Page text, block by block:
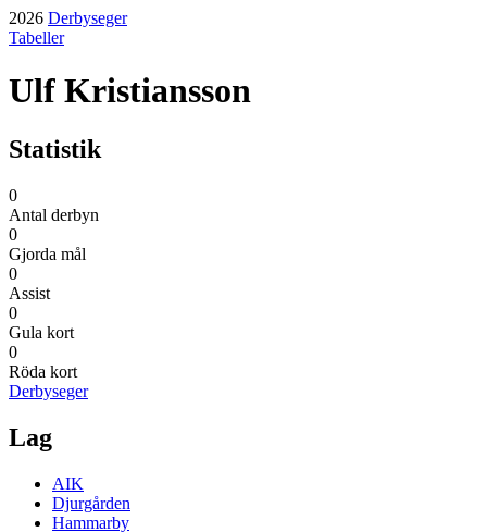
2026 Derbyseger
Tabeller
Ulf Kristiansson
Statistik
0
Antal derbyn
0
Gjorda mål
0
Assist
0
Gula kort
0
Röda kort
Derbyseger
Lag
AIK
Djurgården
Hammarby